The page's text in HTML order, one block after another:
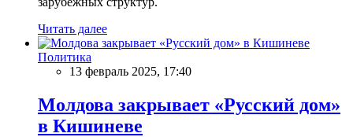
Читать далее
Политика
13 февраль 2025, 17:40
Молдова закрывает «Русский дом»
в Кишиневе